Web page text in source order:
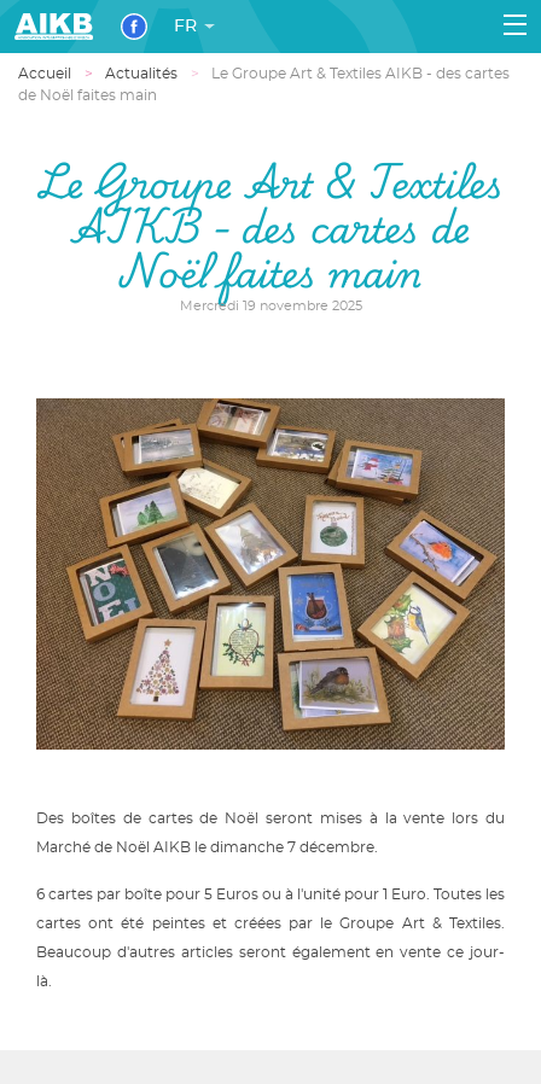
FR
Accueil Actualités
Le Groupe Art & Textiles AIKB - des cartes
de Noël faites main
Le Groupe Art & Textiles
AIKB - des cartes de
Noël faites main
Mercredi 19 novembre 2025
Des boîtes de cartes de Noël seront mises à la vente lors du
Marché de Noël AIKB le dimanche 7 décembre.
6 cartes par boîte pour 5 Euros ou à l'unité pour 1 Euro. Toutes les
cartes ont été peintes et créées par le Groupe Art & Textiles.
Beaucoup d'autres articles seront également en vente ce jour-
là.